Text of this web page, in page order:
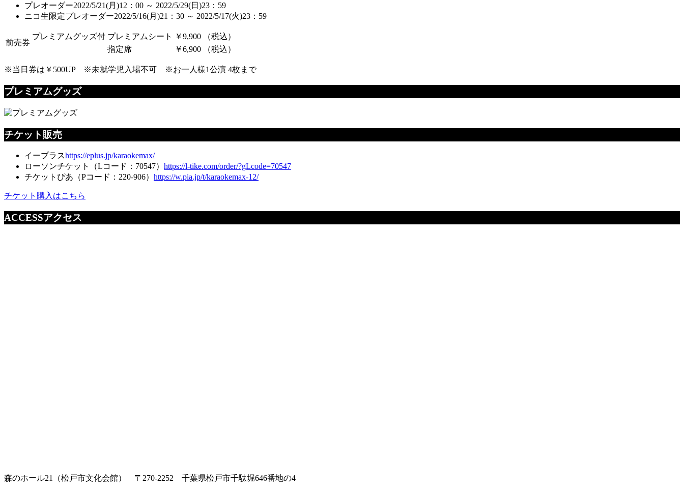
プレオーダー2022/5/21(月)12：00 ～ 2022/5/29(日)23：59
ニコ生限定プレオーダー2022/5/16(月)21：30 ～ 2022/5/17(火)23：59
前売券
プレミアムグッズ付 プレミアムシート
￥9,900 （税込）
指定席
￥6,900 （税込）
※当日券は￥500UP ※未就学児入場不可 ※お一人様1公演 4枚まで
プレミアムグッズ
チケット販売
イープラスhttps://eplus.jp/karaokemax/
ローソンチケット（Lコード：70547） https://l-tike.com/order/?gLcode=70547
チケットぴあ（Pコード：220-906） https://w.pia.jp/t/karaokemax-12/
チケット購入はこちら
ACCESSアクセス
森のホール21（松戸市文化会館） 〒270-2252 千葉県松戸市千駄堀646番地の4